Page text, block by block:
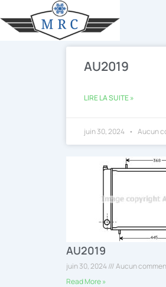
au
AU2019
LIRE LA SUITE »
juin 30, 2024 Aucun
AU2019
juin 30, 2024
Aucun
Read More »